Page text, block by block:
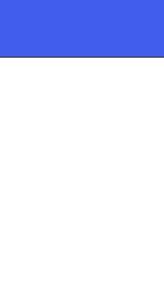
jog fenntartva!